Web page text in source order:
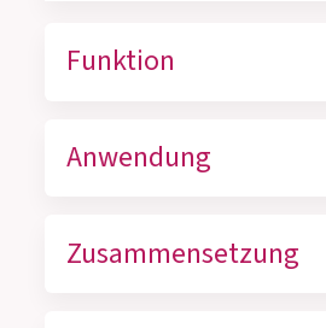
Funktion
Anwendung
Zusammensetzung